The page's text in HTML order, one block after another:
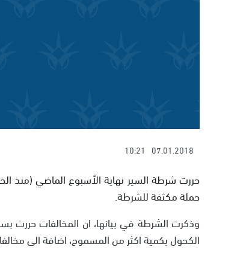
07.01.2018
10:21
حملة مكثفة للشرطة.
وذكرت الشرطة في بيانها، ان المخالفات حررت
الكحول بكمية اكثر من المسموح، اضافة الى